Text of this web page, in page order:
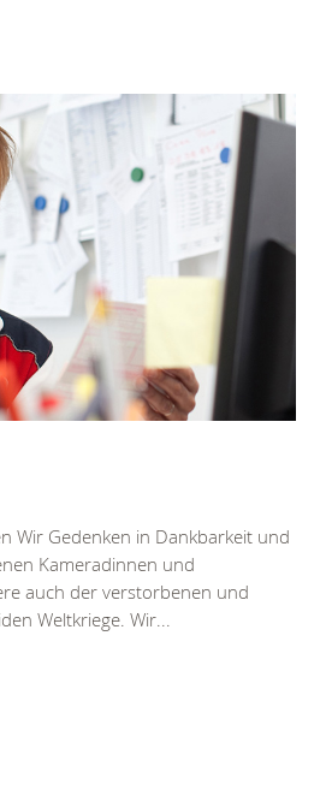
Wir Gedenken in Dankbarkeit und
Kameradinnen und
auch der verstorbenen und
Weltkriege. Wir...